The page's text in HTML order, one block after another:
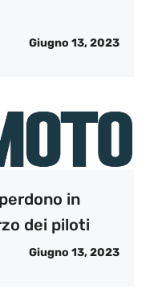
Giugno 13, 2023
in
dei piloti
Giugno 13, 2023